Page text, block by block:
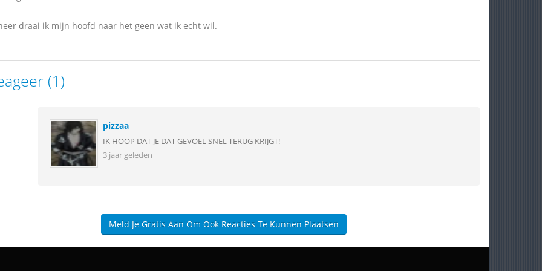
draai ik mijn hoofd naar het geen wat ik echt wil.
(1)
pizzaa
IK HOOP DAT JE DAT GEVOEL SNEL TERUG KRIJGT!
3 jaar geleden
Meld Je Gratis Aan Om Ook Reacties Te Kunnen Plaatsen